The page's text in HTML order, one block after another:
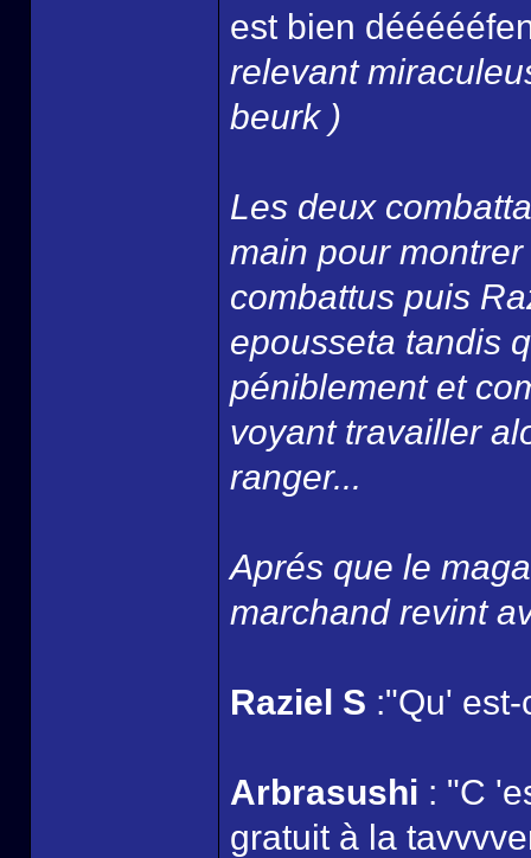
est bien
relevant
beurk )
Les deux
main pour
combattus puis
epousseta tandis
péniblement et
voyant travailler
ranger...
Aprés que le
marchand revint
Raziel S :"Qu'
Arbrasushi : "C
gratuit à la